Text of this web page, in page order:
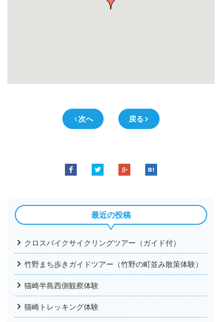
次へ 戻る
最近の投稿
クロスバイクサイクリングツアー（ガイド付）
竹野まち歩きガイドツアー（竹野の町並み散策体験）
猫崎半島西側観察体験
猫崎トレッキング体験